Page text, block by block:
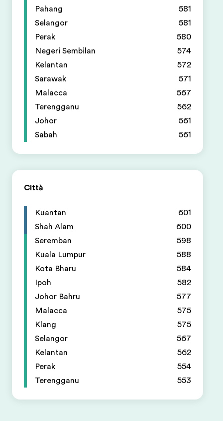
Pahang
581
Selangor
581
Perak
580
Negeri Sembilan
574
Kelantan
572
Sarawak
571
Malacca
567
Terengganu
562
Johor
561
Sabah
561
Città
Kuantan
601
Shah Alam
600
Seremban
598
Kuala Lumpur
588
Kota Bharu
584
Ipoh
582
Johor Bahru
577
Malacca
575
Klang
575
Selangor
567
Kelantan
562
Perak
554
Terengganu
553